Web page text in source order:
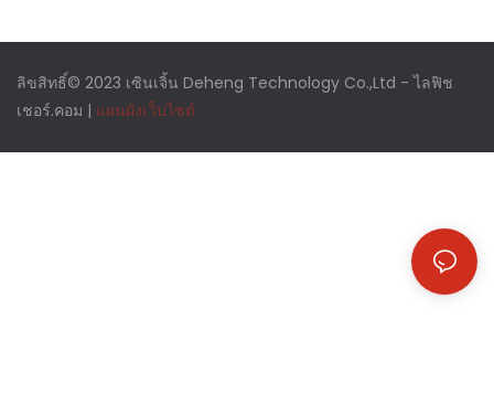
ลิขสิทธิ์© 2023 เซินเจิ้น Deheng Technology Co.,Ltd -ไลฟิช
เชอร์.คอม | แผนผังเว็บไซต์